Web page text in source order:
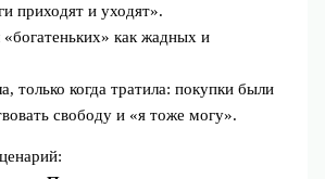
приходят и уходят».
как жадных и
только когда тратила: покупки были
свободу и «я тоже могу».